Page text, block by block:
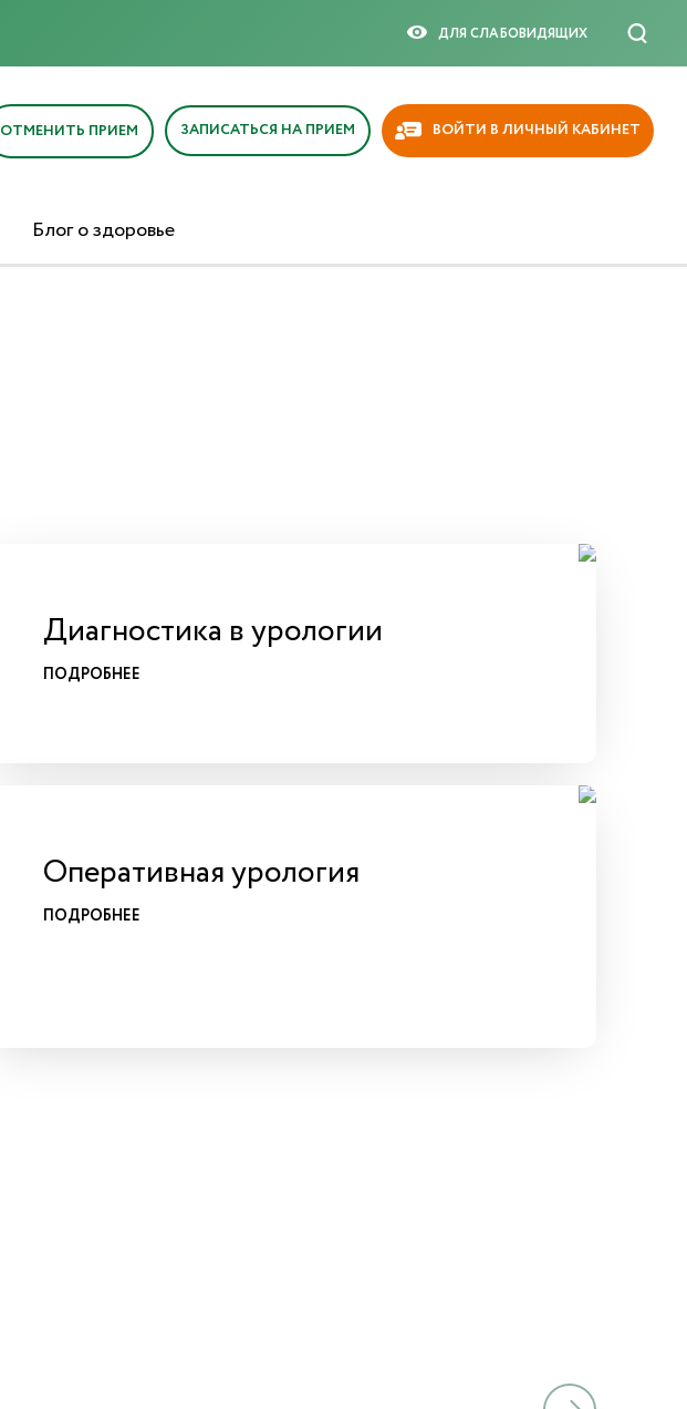
ДЛЯ СЛАБОВИДЯЩИX
ОТМЕНИТЬ ПРИЕМ ЗАПИСАТЬСЯ НА ПРИЕМ ВОЙТИ В ЛИЧНЫЙ КАБИНЕТ
Блог о здоровье
Диагностика в урологии
ПОДРОБНЕЕ
Оперативная урология
ПОДРОБНЕЕ